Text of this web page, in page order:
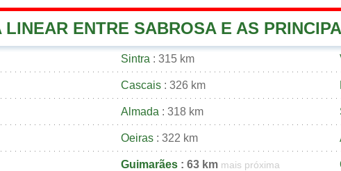
LINEAR ENTRE SABROSA E AS
Sintra : 315 km
Cascais : 326 km
Almada : 318 km
Oeiras : 322 km
Guimarães : 63 km mais próxima